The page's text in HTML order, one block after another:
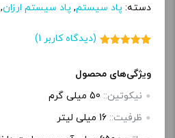
دسته: پاد سیستم, پاد سیستم ارزان,
مشتری
(دیدگاه کاربر 1
)
ویژگی‌های محصول
نیکوتین:: 50 میلی گرم
ظرفیت:: 16 میلی لیتر